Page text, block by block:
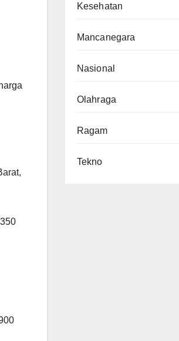
Kesehatan
Mancanegara
Nasional
Olahraga
Ragam
Tekno